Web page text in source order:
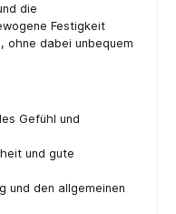
die
Festigkeit
ohne dabei unbequem
Gefühl und
und gute
und den allgemeinen